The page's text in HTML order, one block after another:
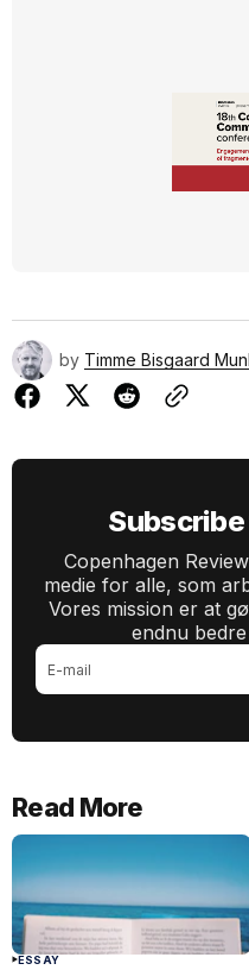
by Timme Bisgaard
Copenhagen
medie for alle, som
Vores mission er at
endnu
Read More
ESSAY